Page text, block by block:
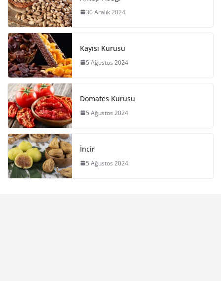
30 Aralık 2024
Kayısı Kurusu
5 Ağustos 2024
Domates Kurusu
5 Ağustos 2024
İncir
5 Ağustos 2024